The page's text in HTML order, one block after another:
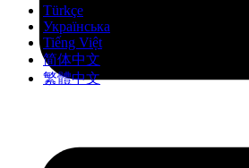
Türkçe
Українська
Tiếng Việt
简体中文
繁體中文